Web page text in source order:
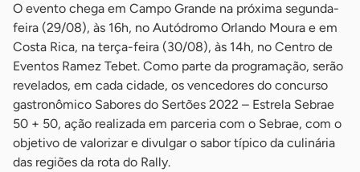
O evento chega em Campo Grande na próxima segunda-
feira (29/08), às 16h, no Autódromo Orlando Moura e em
Costa Rica, na terça-feira (30/08), às 14h, no Centro de
Eventos Ramez Tebet. Como parte da programação, serão
revelados, em cada cidade, os vencedores do concurso
gastronômico Sabores do Sertões 2022 – Estrela Sebrae
50 + 50, ação realizada em parceria com o Sebrae, com o
objetivo de valorizar e divulgar o sabor típico da culinária
das regiões da rota do Rally.